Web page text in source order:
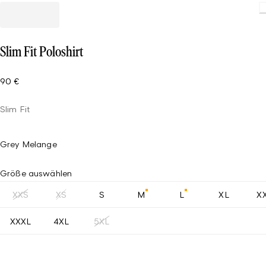
Slim Fit Poloshirt
90 €
Slim Fit
Grey Melange
Größe auswählen
XXS XS S M L XL
XXXL 4XL 5XL